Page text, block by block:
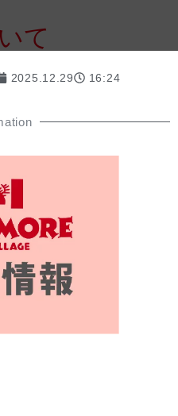
て
2025.12.29 16:24